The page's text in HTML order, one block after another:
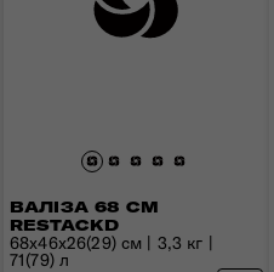
ВАЛІЗА 68 СМ
RESTACKD
68x46x26(29) см | 3,3 кг |
71(79) л